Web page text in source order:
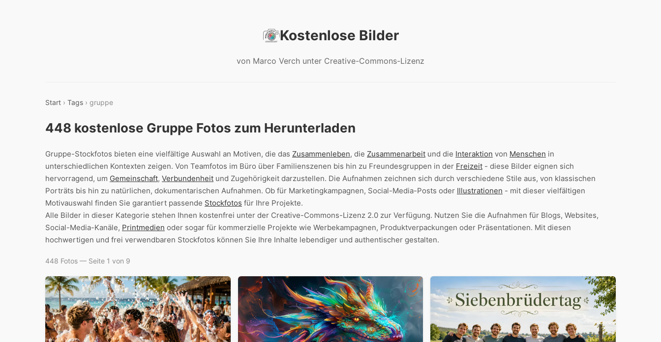
Kostenlose Bilder
von Marco Verch unter Creative-Commons-Lizenz
Start › Tags › gruppe
448 kostenlose Gruppe Fotos zum Herunterladen
Gruppe-Stockfotos bieten eine vielfältige Auswahl an Motiven, die das Zusammenleben, die Zusammenarbeit und die Interaktion von Menschen in
unterschiedlichen Kontexten zeigen. Von Teamfotos im Büro über Familienszenen bis hin zu Freundesgruppen in der Freizeit - diese Bilder eignen sich
hervorragend, um Gemeinschaft, Verbundenheit und Zugehörigkeit darzustellen. Die Aufnahmen zeichnen sich durch verschiedene Stile aus, von klassischen
Porträts bis hin zu natürlichen, dokumentarischen Aufnahmen. Ob für Marketingkampagnen, Social-Media-Posts oder Illustrationen - mit dieser vielfältigen
Motivauswahl finden Sie garantiert passende Stockfotos für Ihre Projekte.
Alle Bilder in dieser Kategorie stehen Ihnen kostenfrei unter der Creative-Commons-Lizenz 2.0 zur Verfügung. Nutzen Sie die Aufnahmen für Blogs, Websites,
Social-Media-Kanäle, Printmedien oder sogar für kommerzielle Projekte wie Werbekampagnen, Produktverpackungen oder Präsentationen. Mit diesen
hochwertigen und frei verwendbaren Stockfotos können Sie Ihre Inhalte lebendiger und authentischer gestalten.
448 Fotos — Seite 1 von 9